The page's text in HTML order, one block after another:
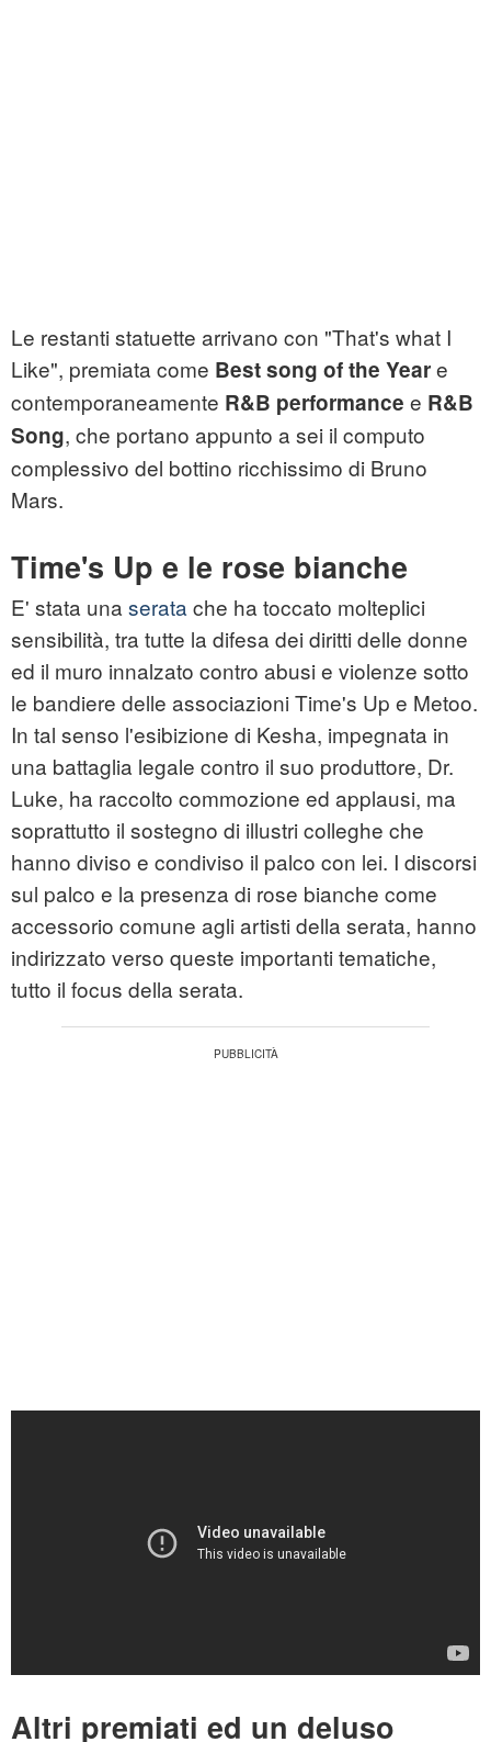
Le restanti statuette arrivano con "That's what I
Like", premiata come Best song of the Yeare
contemporaneamente R&B performance e R&B
Song, che portano appunto a sei il computo
complessivo del bottino ricchissimo di Bruno
Mars.
Time's Up e le rose bianche
E' stata una serata che ha toccato molteplici
sensibilità, tra tutte la difesa dei diritti delle donne
ed il muro innalzato contro abusi e violenze sotto
le bandiere delle associazioni Time's Up e Metoo.
In tal senso l'esibizione di Kesha, impegnata in
una battaglia legale contro il suo produttore, Dr.
Luke, ha raccolto commozione ed applausi, ma
soprattutto il sostegno di illustri colleghe che
hanno diviso e condiviso il palco con lei. I discorsi
sul palco e la presenza di rose bianche come
accessorio comune agli artisti della serata, hanno
indirizzato verso queste importanti tematiche,
tutto il focus della serata.
Altri premiati ed un deluso